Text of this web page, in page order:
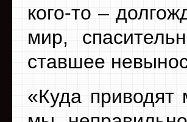
кого-то –
мир,
ставшее
«Куда